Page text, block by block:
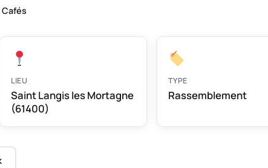
LIEU
Saint Langis les Mortagne
(61400)
TYPE
Rassemblement